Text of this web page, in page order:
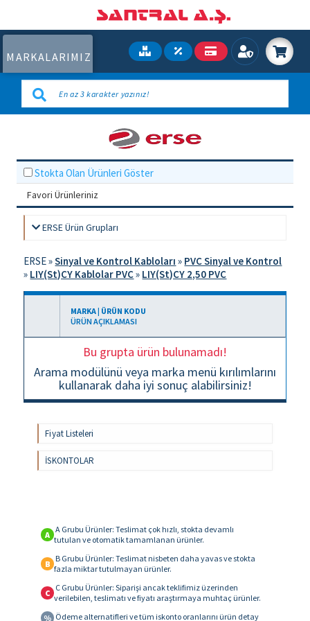
MARKALARIMIZ
Stokta Olan Ürünleri Göster
Favori Ürünleriniz
ERSE Ürün Grupları
ERSE»Sinyal ve Kontrol Kabloları » PVC Sinyal ve Kontrol
» LIY(St)CY Kablolar PVC» LIY(St)CY 2,50 PVC
MARKA | ÜRÜN KODU
ÜRÜN AÇIKLAMASI
Bu grupta ürün bulunamadı!
Arama modülünü veya marka menü kırılımlarını
kullanarak daha iyi sonuç alabilirsiniz!
Fiyat Listeleri
İSKONTOLAR
A A Grubu Ürünler: Teslimat çok hızlı, stokta devamlı
tutulan ve otomatik tamamlanan ürünler.
B B Grubu Ürünler: Teslimat nisbeten daha yavas ve stokta
fazla miktar tutulmayan ürünler.
C C Grubu Ürünler: Siparişi ancak teklifimiz üzerinden
verilebilen, teslimatı ve fiyatı araştırmaya muhtaç ürünler.
% Ödeme alternatifleri ve tüm iskonto oranlarını ürün detay